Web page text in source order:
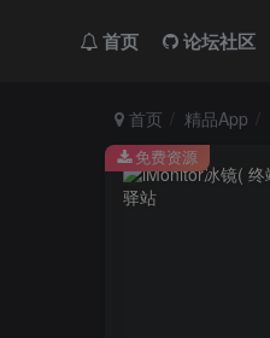
首页 论坛社区
首页 精品App
免费资源